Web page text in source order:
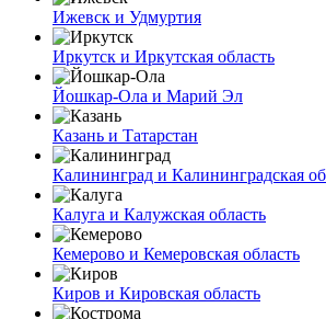
Ижевск и Удмуртия
Иркутск и Иркутская область
Йошкар-Ола и Марий Эл
Казань и Татарстан
Калининград и Калининградская
Калуга и Калужская область
Кемерово и Кемеровская область
Киров и Кировская область